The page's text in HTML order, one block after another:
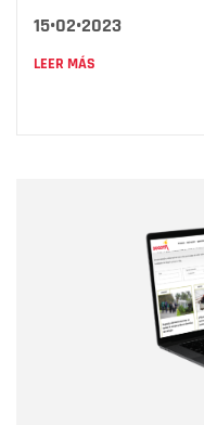
15•02•2023
LEER MÁS
Correo
Tipo de